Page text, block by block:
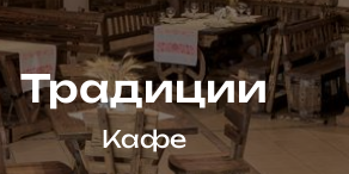
Традиции
Кафе